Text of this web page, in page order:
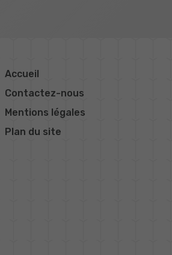
Accueil
Contactez-nous
Mentions légales
Plan du site